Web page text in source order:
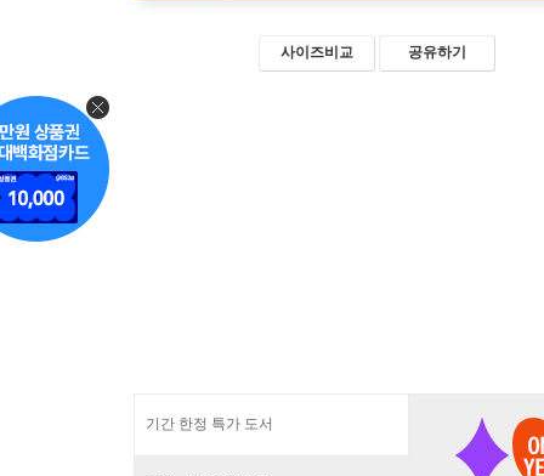
사이즈비교 공유하기
기간 한정 특가 도서